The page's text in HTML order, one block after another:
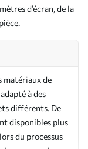
d’écran, de la
matériaux de
à des
différents. De
disponibles plus
du processus